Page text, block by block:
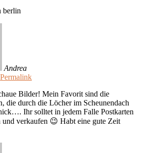
berlin
Andrea
Permalink
Bilder! Mein Favorit sind die
die durch die Löcher im Scheunendach
Ihr solltet in jedem Falle Postkarten
und verkaufen 😉 Habt eine gute Zeit